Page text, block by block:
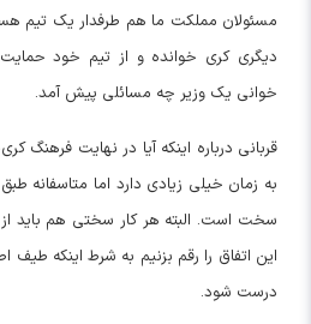
مسئولان مملکت ما هم طرفدار یک تیم
دیگری کری خوانده و از تیم خود حمایت
خوانی یک وزیر چه مسائلی پیش آمد.
قربانی درباره اینکه آیا در نهایت فرهنگ
به زمان خیلی زیادی دارد اما متاسفانه
سخت است. البته هر کار سختی هم باید از
این اتفاق را رقم بزنیم به شرط اینکه طیف
درست شود.